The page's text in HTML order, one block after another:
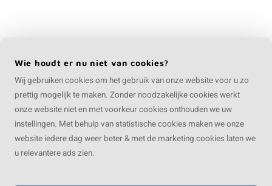
Wie houdt er nu niet van cookies?
Wij gebruiken cookies om het gebruik van onze website voor u zo
prettig mogelijk te maken. Zonder noodzakelijke cookies werkt
onze website niet en met voorkeur cookies onthouden we uw
instellingen. Met behulp van statistische cookies maken we onze
website iedere dag weer beter & met de marketing cookies laten we
u relevantere ads zien.